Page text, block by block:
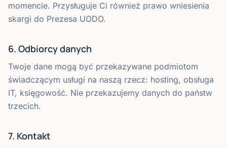
momencie. Przysługuje Ci również prawo wniesienia
skargi do Prezesa UODO.
6. Odbiorcy danych
Twoje dane mogą być przekazywane podmiotom
świadczącym usługi na naszą rzecz: hosting, obsługa
IT, księgowość. Nie przekazujemy danych do państw
trzecich.
7. Kontakt